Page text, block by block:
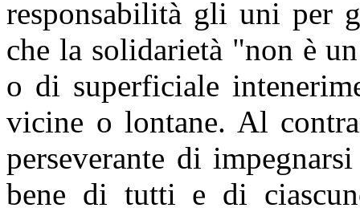
responsabilità gli uni per
che la solidarietà "non è
o di superficiale
vicine o lontane. Al
perseverante di
bene di tutti e di